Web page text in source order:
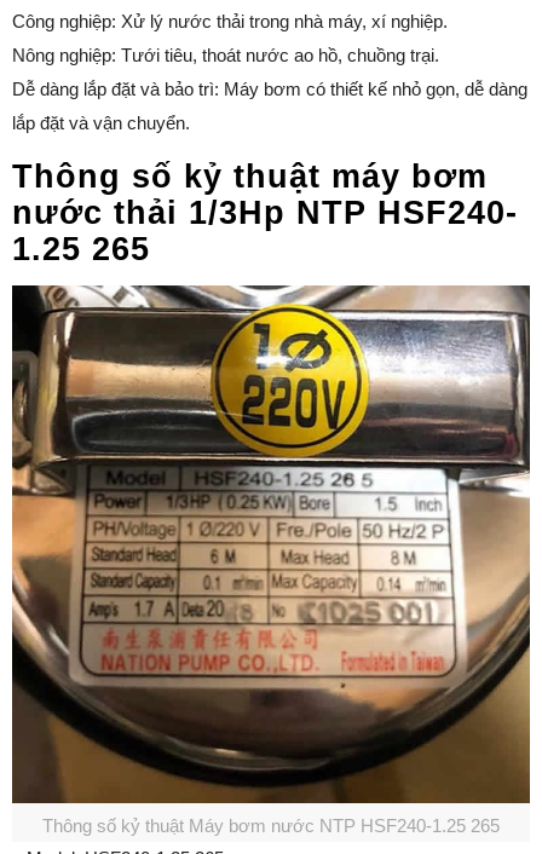
Công nghiệp: Xử lý nước thải trong nhà máy, xí nghiệp.
Nông nghiệp: Tưới tiêu, thoát nước ao hồ, chuồng trại.
Dễ dàng lắp đặt và bảo trì: Máy bơm có thiết kế nhỏ gọn, dễ dàng
lắp đặt và vận chuyển.
Thông số kỷ thuật máy bơm
nước thải 1/3Hp NTP HSF240-
1.25 265
Thông số kỷ thuật Máy bơm nước NTP HSF240-1.25 265